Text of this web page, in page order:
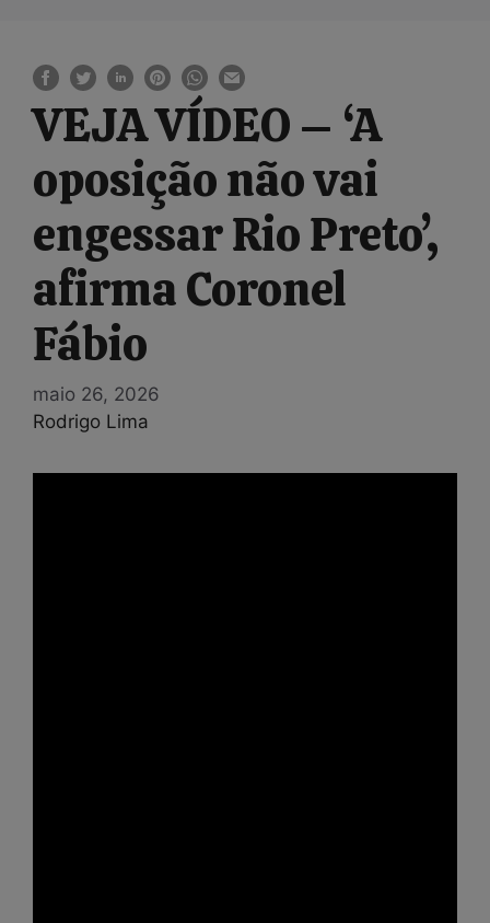
VEJA VÍDEO – ‘A
oposição não vai
engessar Rio Preto’,
afirma Coronel
Fábio
maio 26, 2026
Rodrigo Lima